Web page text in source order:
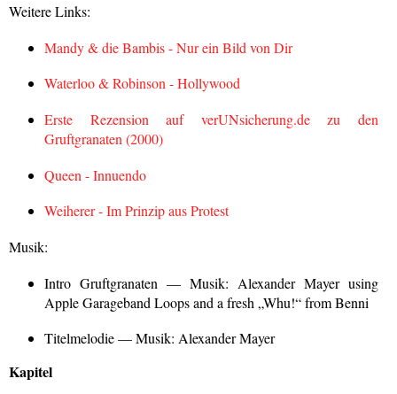
Weitere Links:
Mandy & die Bambis - Nur ein Bild von Dir
Waterloo & Robinson - Hollywood
Erste Rezension auf verUNsicherung.de zu den
Gruftgranaten (2000)
Queen - Innuendo
Weiherer - Im Prinzip aus Protest
Musik:
Intro Gruftgranaten — Musik: Alexander Mayer using
Apple Garageband Loops and a fresh „Whu!“ from Benni
Titelmelodie — Musik: Alexander Mayer
Kapitel